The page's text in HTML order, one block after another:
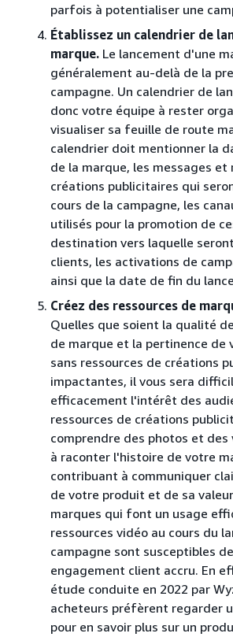
parfois à potentialiser une
Établissez un calendrier de
marque. Le lancement d'une
généralement au-delà de la
campagne. Un calendrier de
donc votre équipe à rester
visualiser sa feuille de route
calendrier doit mentionner la
de la marque, les messages et
créations publicitaires qui
cours de la campagne, les
utilisés pour la promotion de
destination vers laquelle
clients, les activations de
ainsi que la date de fin du
Créez des ressources de
Quelles que soient la qualité
de marque et la pertinence de
sans ressources de créations
impactantes, il vous sera
efficacement l'intérêt des
ressources de créations
comprendre des photos et
à raconter l'histoire de votre
contribuant à communiquer
de votre produit et de sa
marques qui font un usage
ressources vidéo au cours du
campagne sont susceptibles
engagement client accru. En
étude conduite en 2022 par
acheteurs préfèrent regarder
pour en savoir plus sur un